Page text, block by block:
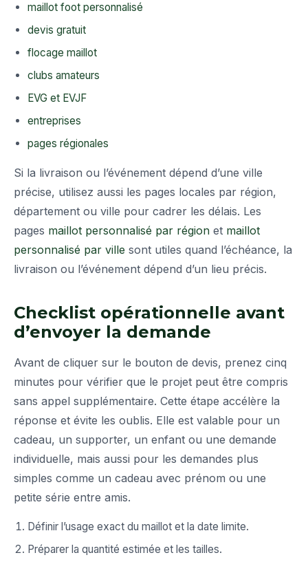
maillot foot personnalisé
devis gratuit
flocage maillot
clubs amateurs
EVG et EVJF
entreprises
pages régionales
Si la livraison ou l’événement dépend d’une ville
précise, utilisez aussi les pages locales par région,
département ou ville pour cadrer les délais. Les
pages maillot personnalisé par région et maillot
personnalisé par ville sont utiles quand l’échéance, la
livraison ou l’événement dépend d’un lieu précis.
Checklist opérationnelle avant
d’envoyer la demande
Avant de cliquer sur le bouton de devis, prenez cinq
minutes pour vérifier que le projet peut être compris
sans appel supplémentaire. Cette étape accélère la
réponse et évite les oublis. Elle est valable pour un
cadeau, un supporter, un enfant ou une demande
individuelle, mais aussi pour les demandes plus
simples comme un cadeau avec prénom ou une
petite série entre amis.
Définir l’usage exact du maillot et la date limite.
Préparer la quantité estimée et les tailles.